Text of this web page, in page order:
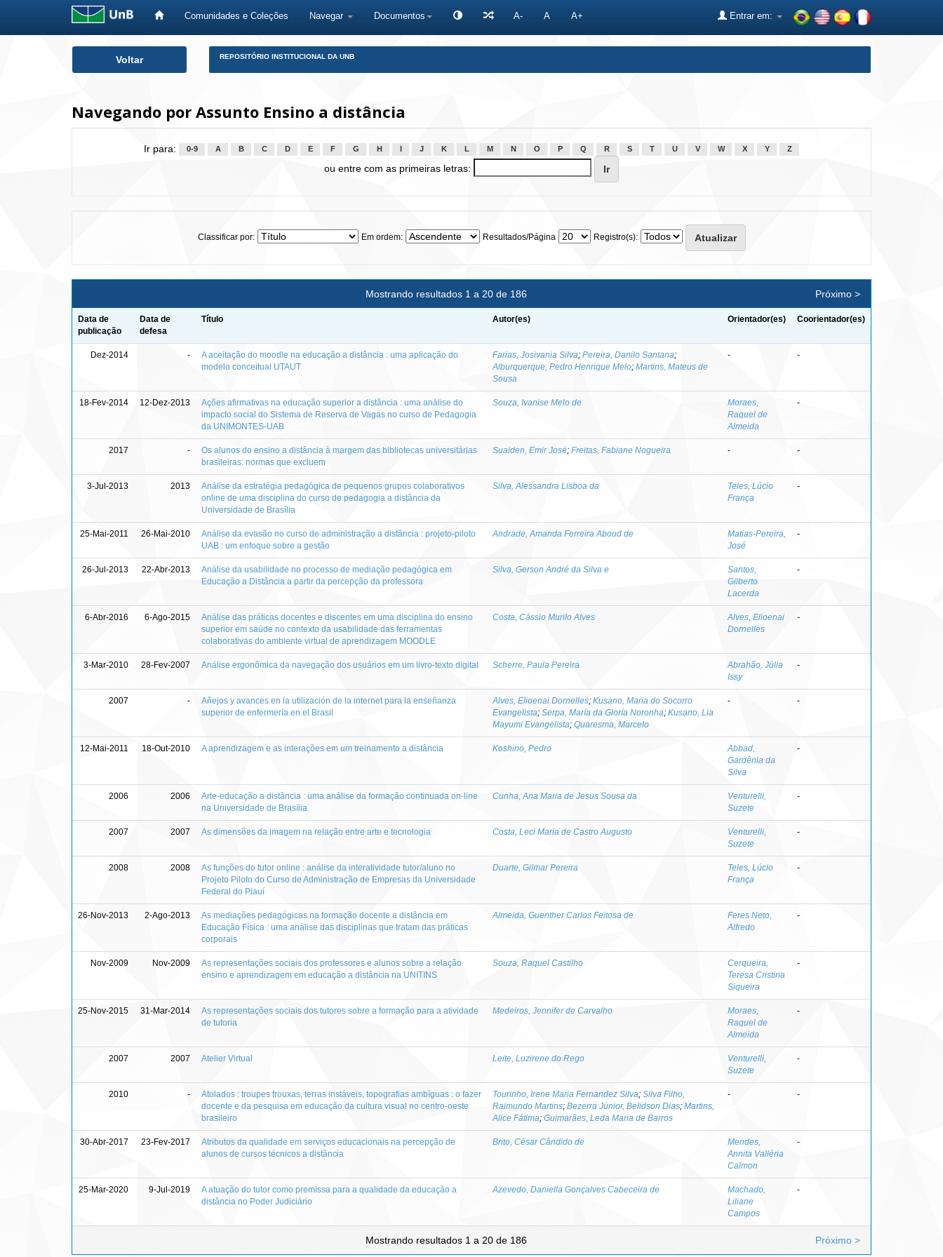
Comunidades e Coleções Navegar Documentos A- A A+ Entrar em:
Voltar REPOSITÓRIO INSTITUCIONAL DA UNB
Navegando por Assunto Ensino a distância
Ir para: 0-9 A B C D E F G H J K L M N O P Q R S T U V W X Y Z
ou entre com as primeiras letras:
Classificar por: Em ordem: Resultados/Página Registro(s):
Mostrando resultados 1 a 20 de 186 Próximo >
Data de
publicação
Data de
defesa
Título Autor(es) Orientador(es) Coorientador(es)
Dez-2014 -
A aceitação do moodle na educação a distância : uma aplicação do
modelo conceitual UTAUT
Farias, Josivania Silva; Pereira, Danilo Santana;
Alburquerque, Pedro Henrique Melo; Martins, Mateus de
Sousa
- -
18-Fev-2014 12-Dez-2013
Ações afirmativas na educação superior a distância : uma análise do
impacto social do Sistema de Reserva de Vagas no curso de Pedagogia
da UNIMONTES-UAB
Souza, Ivanise Melo de
Moraes,
Raquel de
Almeida
-
2017 -
Os alunos do ensino a distância à margem das bibliotecas universitárias
brasileiras: normas que excluem
Suaiden, Emir José; Freitas, Fabiane Nogueira - -
3-Jul-2013 2013
Análise da estratégia pedagógica de pequenos grupos colaborativos
online de uma disciplina do curso de pedagogia a distância da
Universidade de Brasília
Silva, Alessandra Lisboa da
Teles, Lúcio
França
-
25-Mai-2011 26-Mai-2010
Análise da evasão no curso de administração a distância : projeto-piloto
UAB : um enfoque sobre a gestão
Andrade, Amanda Ferreira Aboud de
Matias-Pereira,
José
-
26-Jul-2013 22-Abr-2013
Análise da usabilidade no processo de mediação pedagógica em
Educação a Distância a partir da percepção da professora
Silva, Gerson André da Silva e
Santos,
Gilberto
Lacerda
-
6-Abr-2016 6-Ago-2015
Análise das práticas docentes e discentes em uma disciplina do ensino
superior em saúde no contexto da usabilidade das ferramentas
colaborativas do ambiente virtual de aprendizagem MOODLE
Costa, Cássio Murilo Alves
Alves, Elioenai
Dornelles
-
3-Mar-2010 28-Fev-2007 Análise ergonômica da navegação dos usuários em um livro-texto digital Scherre, Paula Pereira
Abrahão, Júlia
Issy
-
2007 -
Añejos y avances en la utilización de la internet para la enseñanza
superior de enfermería en el Brasil
Alves, Elioenai Dornelles; Kusano, Maria do Socorro
Evangelista; Serpa, María da Gloría Noronha; Kusano, Lia
Mayumi Evangelista; Quaresma, Marcelo
- -
12-Mai-2011 18-Out-2010 A aprendizagem e as interações em um treinamento a distância Koshino, Pedro
Abbad,
Gardênia da
Silva
-
2006 2006
Arte-educação a distância : uma análise da formação continuada on-line
na Universidade de Brasília
Cunha, Ana Maria de Jesus Sousa da
Venturelli,
Suzete
-
2007 2007 As dimensões da imagem na relação entre arte e tecnologia Costa, Leci Maria de Castro Augusto
Venturelli,
Suzete
-
2008 2008
As funções do tutor online : análise da interatividade tutor/aluno no
Projeto Piloto do Curso de Administração de Empresas da Universidade
Federal do Piauí
Duarte, Gilmar Pereira
Teles, Lúcio
França
-
26-Nov-2013 2-Ago-2013
As mediações pedagógicas na formação docente a distância em
Educação Física : uma análise das disciplinas que tratam das práticas
corporais
Almeida, Guenther Carlos Feitosa de
Feres Neto,
Alfredo
-
Nov-2009 Nov-2009
As representações sociais dos professores e alunos sobre a relação
ensino e aprendizagem em educação a distância na UNITINS
Souza, Raquel Castilho
Cerqueira,
Teresa Cristina
Siqueira
-
25-Nov-2015 31-Mar-2014
As representações sociais dos tutores sobre a formação para a atividade
de tutoria
Medeiros, Jennifer de Carvalho
Moraes,
Raquel de
Almeida
-
2007 2007 Atelier Virtual Leite, Luzirene do Rego
Venturelli,
Suzete
-
2010 -
Atolados : troupes frouxas, terras instáveis, topografias ambíguas : o fazer
docente e da pesquisa em educação da cultura visual no centro-oeste
brasileiro
Tourinho, Irene Maria Fernandez Silva; Silva Filho,
Raimundo Martins; Bezerra Júnior, Belidson Dias; Martins,
Alice Fátima; Guimarães, Leda Maria de Barros
- -
30-Abr-2017 23-Fev-2017
Atributos da qualidade em serviços educacionais na percepção de
alunos de cursos técnicos a distância
Brito, César Cândido de
Mendes,
Annita Valléria
Calmon
-
25-Mar-2020 9-Jul-2019
A atuação do tutor como premissa para a qualidade da educação a
distância no Poder Judiciário
Azevedo, Daniella Gonçalves Cabeceira de
Machado,
Liliane
Campos
-
Mostrando resultados 1 a 20 de 186 Próximo >